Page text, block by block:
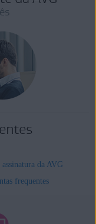
da AVG
frequentes